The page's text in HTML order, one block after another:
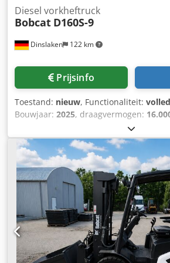
Dinslaken 122 km
Diesel vorkheftruck
Bobcat D160S-9
Prijsinfo
Toestand: nieuw, Functionaliteit:
Bouwjaar: 2025, draagvermogen:
1.815 mm
diesel, masttype:triplex, bouwhoogte:
vorklengte:2.400 mm, aandrijftype:
Lastzwaartepunt: 600 mm ISO-klasse:
10.000 kg Masthtype: Triplex
ZF-transmissie Staat: Nieuwe
Nieuw Banden voor type:
staat: Nieuw Banden achter type:
achter staat: Nieuw Beschrijving: Per
juli 2025 / AVAILIBLE IN JULY 25
ventiel, werklampen achter,